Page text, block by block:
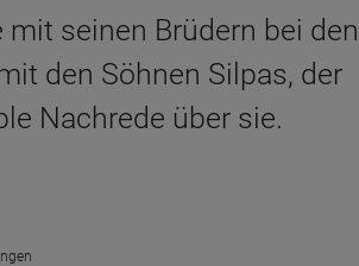
seinen Brüdern bei den
den Söhnen Silpas, der
Nachrede über sie.